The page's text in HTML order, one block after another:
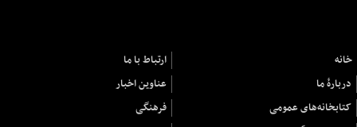
خانه
ارتباط با ما
دربارهٔ ما
عناوین اخبار
کتابخانه‌های عمومی
فرهنگی